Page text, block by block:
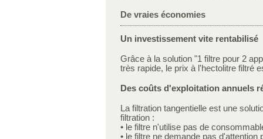
De vraies économies
Un investissement vite rentabilisé
Grâce à la solution "1 filtre pour 2
très rapide, le prix à l'hectolitre filtré
Des coûts d'exploitation annuels
La filtration tangentielle est une
filtration :
• le filtre n'utilise pas de
• le filtre ne demande pas